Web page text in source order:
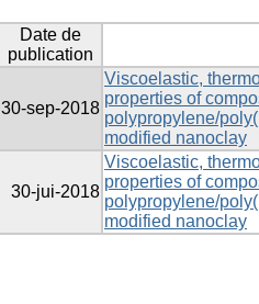
Date de
publication
30-sep-2018
Viscoelastic,
properties of
polypropylene/
modified nanoclay
30-jui-2018
Viscoelastic,
properties of
polypropylene/
modified nanoclay